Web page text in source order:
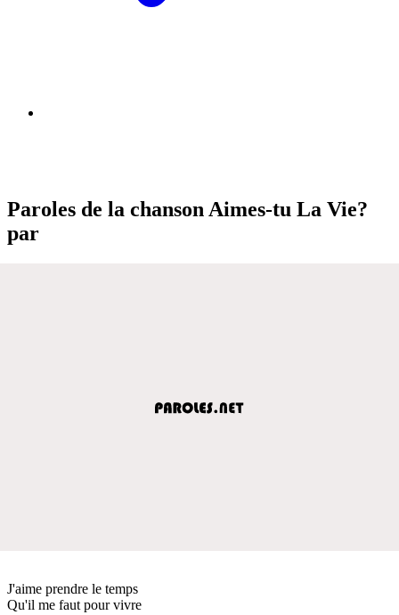
Paroles de la chanson Aimes-tu La Vie?
par
J'aime prendre le temps
Qu'il me faut pour vivre